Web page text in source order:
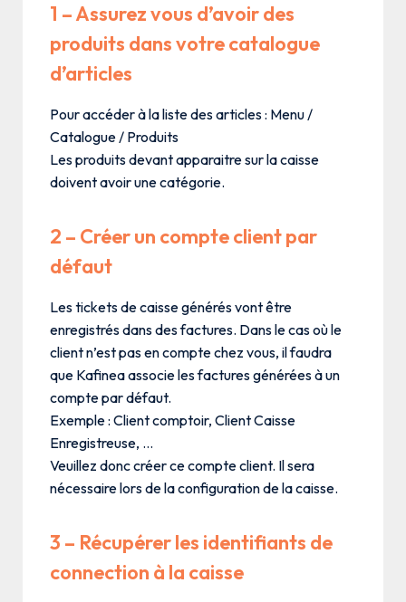
1 – Assurez vous d’avoir des
produits dans votre catalogue
d’articles
Pour accéder à la liste des articles : Menu /
Catalogue / Produits
Les produits devant apparaitre sur la caisse
doivent avoir une catégorie.
2 – Créer un compte client par
défaut
Les tickets de caisse générés vont être
enregistrés dans des factures. Dans le cas où le
client n’est pas en compte chez vous, il faudra
que Kafinea associe les factures générées à un
compte par défaut.
Exemple : Client comptoir, Client Caisse
Enregistreuse, …
Veuillez donc créer ce compte client. Il sera
nécessaire lors de la configuration de la caisse.
3 – Récupérer les identifiants de
connection à la caisse